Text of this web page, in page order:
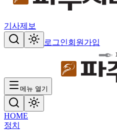
기사제보
로그인회원가입
메뉴 열기
HOME
정치